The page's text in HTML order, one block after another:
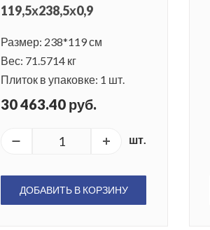
119,5х238,5х0,9
Размер: 238*119 см
Вес: 71.5714 кг
Плиток в упаковке: 1 шт.
30 463.40 руб.
шт.
ДОБАВИТЬ В КОРЗИНУ